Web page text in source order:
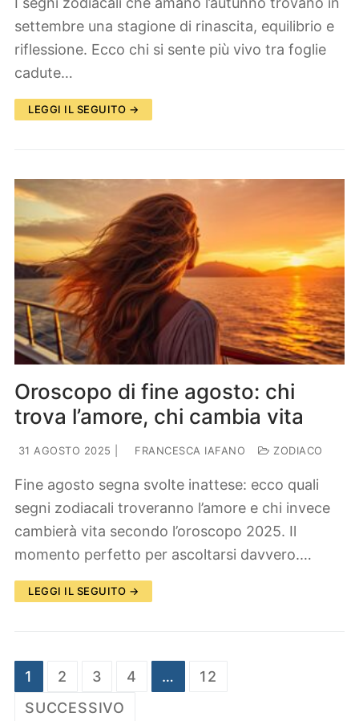
settembre una stagione di rinascita, equilibrio e
riflessione. Ecco chi si sente più vivo tra foglie
cadute…
LEGGI IL SEGUITO →
Oroscopo di fine agosto: chi
trova l’amore, chi cambia vita
31 AGOSTO 2025 FRANCESCA IAFANO ZODIACO
Fine agosto segna svolte inattese: ecco quali
segni zodiacali troveranno l’amore e chi invece
cambierà vita secondo l’oroscopo 2025. Il
momento perfetto per ascoltarsi davvero.…
LEGGI IL SEGUITO →
Paginazione
degli
1 2 3 4 …
12
SUCCESSIVO